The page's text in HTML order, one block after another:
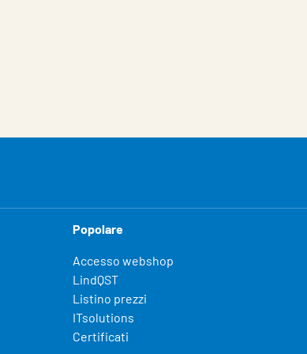
Popolare
Accesso webshop
LindQST
Listino prezzi
ITsolutions
Certificati